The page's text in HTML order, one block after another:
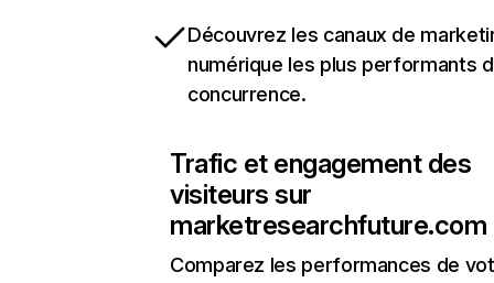
Découvrez les canaux de
numérique les plus performants
concurrence.
Trafic et engagement des
visiteurs sur
marketresearchfuture.com
Comparez les performances de